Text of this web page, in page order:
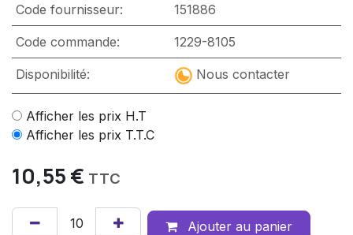
Code fournisseur: 151886
Code commande: 1229-8105
Disponibilité: Nous contacter
Afficher les prix H.T
Afficher les prix T.T.C
10,55€ TTC
Ajouter au panier